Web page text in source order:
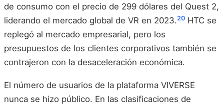
de consumo con el precio de 299 dólares del Quest 2,
liderando el mercado global de VR en 2023.20 HTC se
replegó al mercado empresarial, pero los
presupuestos de los clientes corporativos también se
contrajeron con la desaceleración económica.
El número de usuarios de la plataforma VIVERSE
nunca se hizo público. En las clasificaciones de